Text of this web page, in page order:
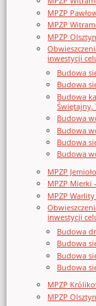
MPZP
MPZP
MPZP
inwestycji
Budowa
Budowa
Budowa
Świętajny,
Budowa
Budowa
Budowa
Budowa
MPZP
MPZP Mierki
MPZP Warlity
inwestycji
Budowa
Budowa
Budowa
Budowa
MPZP
MPZP